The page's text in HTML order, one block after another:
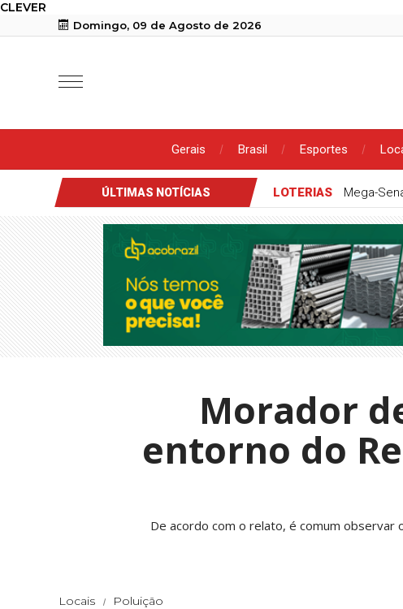
CLEVER
Domingo, 09 de Agosto de 2026
Gerais Brasil Esportes
ÚLTIMAS NOTÍCIAS LOTERIAS Mega-
Morador
entorno do
De acordo com o relato, é comum
Locais Poluição